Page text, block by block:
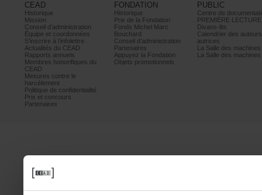
CEAD
Historique
Mission
Conseild’administration
Équipeetcoordonnées
S’inscrireàl’infolettre
ActualitésduCEAD
Rapportsannuels
Membreshonorifiquesdu
CEAD
Mesurescontrele
harcèlement
Politiquedeconfidentialité
Prixetconcours
Partenaires
FONDATION
Historique
PrixdelaFondation
FondsMichelMarc
Bouchard
Conseild’administration
Partenaires
AppuyezlaFondation
Objetspromotionnels
PUBLIC
PREMIÈRELECTURE
Divans-lits
autrices